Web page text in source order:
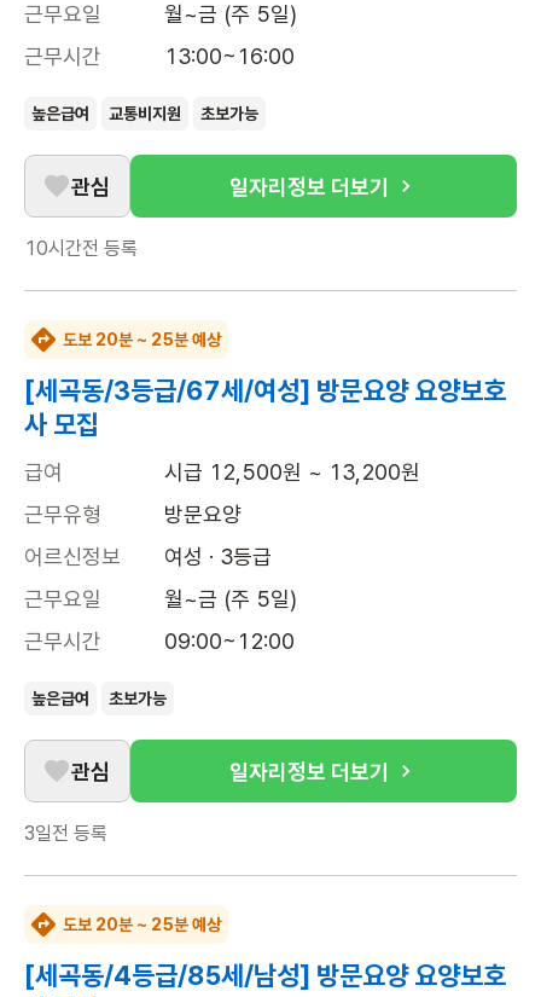
근무요일
월~금 (주 5일)
근무시간
13:00~16:00
높은급여 교통비지원 초보가능
관심 일자리정보 더보기
10시간전 등록
도보 20분 ~ 25분 예상
[세곡동/3등급/67세/여성] 방문요양 요양보호
사 모집
급여
시급 12,500원 ~ 13,200원
근무유형
방문요양
어르신정보
여성 · 3등급
근무요일
월~금 (주 5일)
근무시간
09:00~12:00
높은급여 초보가능
관심 일자리정보 더보기
3일전 등록
도보 20분 ~ 25분 예상
[세곡동/4등급/85세/남성] 방문요양 요양보호